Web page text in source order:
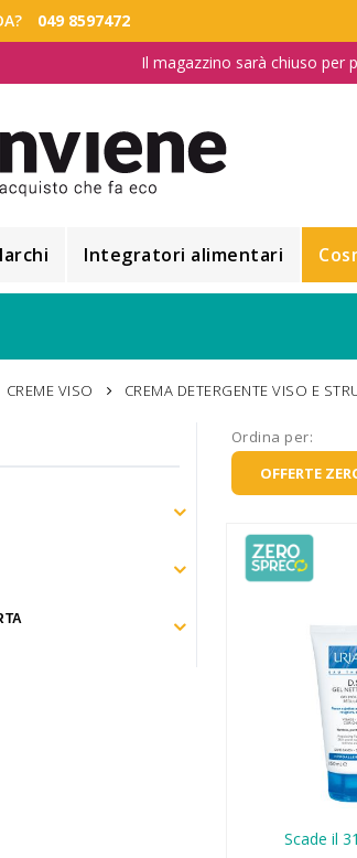
049 8597472
Il magazzino sarà chiuso per
Integratori alimentari
CREME VISO CREMA DETERGENTE VISO E
Ordina per
OFFERTE
Scade il